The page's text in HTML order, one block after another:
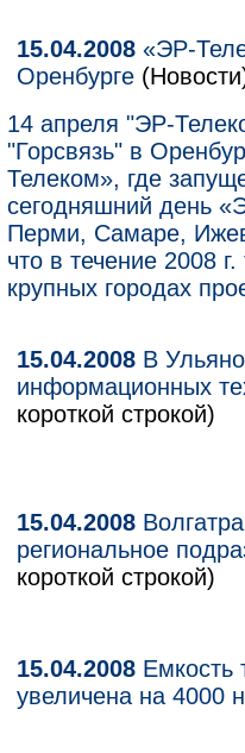
15.04.2008 «ЭР-
Оренбурге
14 апреля "ЭР-
"Горсвязь" в
Телеком», где
сегодняшний день
Перми, Самаре,
что в течение 2008
крупных городах
15.04.2008 В
информационных
короткой строкой)
15.04.2008
региональное
короткой строкой)
15.04.2008 Емкость
увеличена на 4000